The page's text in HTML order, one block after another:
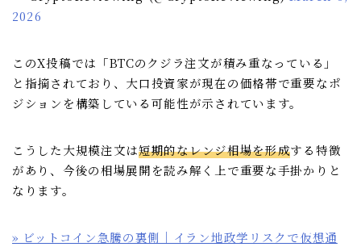
2026
このX投稿では「BTCのクジラ注文が積み重なっている」
と指摘されており、大口投資家が現在の価格帯で重要なポ
ジションを構築している可能性が示されています。
こうした大規模注文は短期的なレンジ相場を形成する特徴
があり、今後の相場展開を読み解く上で重要な手掛かりと
なります。
» ビットコイン急騰の裏側｜イラン地政学リスクで仮想通